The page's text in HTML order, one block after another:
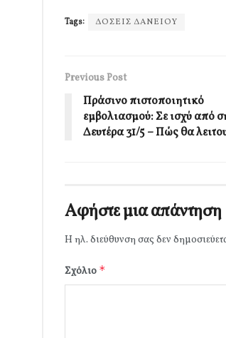
Tags: ΔΟΣΕΙΣ ΔΑΝΕΙΟΥ
Previous Post
Πράσινο πιστοποιητικό
εμβολιασμού: Σε ισχύ από
Δευτέρα 31/5 – Πώς θα
Αφήστε μια απάντηση
Η ηλ. διεύθυνση σας δεν
Σχόλιο *